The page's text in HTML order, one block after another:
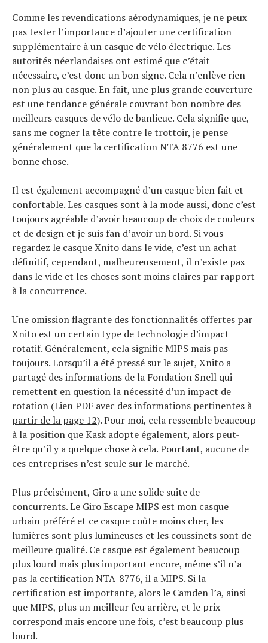
Comme les revendications aérodynamiques, je ne peux
pas tester l’importance d’ajouter une certification
supplémentaire à un casque de vélo électrique. Les
autorités néerlandaises ont estimé que c’était
nécessaire, c’est donc un bon signe. Cela n’enlève rien
non plus au casque. En fait, une plus grande couverture
est une tendance générale couvrant bon nombre des
meilleurs casques de vélo de banlieue. Cela signifie que,
sans me cogner la tête contre le trottoir, je pense
généralement que la certification NTA 8776 est une
bonne chose.
Il est également accompagné d’un casque bien fait et
confortable. Les casques sont à la mode aussi, donc c’est
toujours agréable d’avoir beaucoup de choix de couleurs
et de design et je suis fan d’avoir un bord. Si vous
regardez le casque Xnito dans le vide, c’est un achat
définitif, cependant, malheureusement, il n’existe pas
dans le vide et les choses sont moins claires par rapport
à la concurrence.
Une omission flagrante des fonctionnalités offertes par
Xnito est un certain type de technologie d’impact
rotatif. Généralement, cela signifie MIPS mais pas
toujours. Lorsqu’il a été pressé sur le sujet, Xnito a
partagé des informations de la Fondation Snell qui
remettent en question la nécessité d’un impact de
rotation (Lien PDF avec des informations pertinentes à
partir de la page 12). Pour moi, cela ressemble beaucoup
à la position que Kask adopte également, alors peut-
être qu’il y a quelque chose à cela. Pourtant, aucune de
ces entreprises n’est seule sur le marché.
Plus précisément, Giro a une solide suite de
concurrents. Le Giro Escape MIPS est mon casque
urbain préféré et ce casque coûte moins cher, les
lumières sont plus lumineuses et les coussinets sont de
meilleure qualité. Ce casque est également beaucoup
plus lourd mais plus important encore, même s’il n’a
pas la certification NTA-8776, il a MIPS. Si la
certification est importante, alors le Camden l’a, ainsi
que MIPS, plus un meilleur feu arrière, et le prix
correspond mais encore une fois, c’est beaucoup plus
lourd.